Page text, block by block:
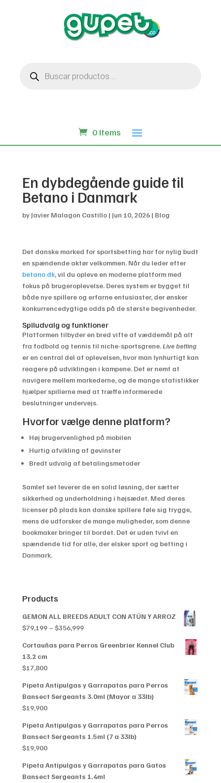
productos
0 Items
En dybdegående guide til
Betano i Danmark
by Javier Malagon Castillo| Jun 10, 2026| Blog
Det danske marked for sportsbetting har for nylig budt
en spændende aktør velkommen. Når du leder efter
betano dk, vil du opleve en moderne platform med
fokus på brugeroplevelse. Deres system er bygget til
både nye spillere og erfarne entusiaster, der ønsker
konkurrencedygtige odds på de største begivenheder.
Spiludvalg og funktioner
Platformen tilbyder en bred vifte af væddemål på alt
fra fodbold og tennis til niche-sportsgrene.Live betting
er en central del af oplevelsen, hvor man lynhurtigt kan
reagere på udviklingen i kampene. Det er nemt at
navigere mellem markederne, og de mange statistikker
hjælper spillerne med at træffe informerede
beslutninger undervejs.
Hvorfor vælge denne platform?
Høj brugervenlighed på mobilen
Hurtig afvikling af gevinster
Bredt udvalg af betalingsmetoder
Samlet set leverer de en solid løsning, der sætter
sikkerhed og underholdning i højsædet. Med deres
licenser på plads kan danske spillere føle sig trygge,
mens de udforsker de mange muligheder, som denne
bookmaker bringer til bordet. Det er uden tvivl en
spændende tid for alle, der elsker sport og betting i
Danmark.
Products
GEMON ALL BREEDS ADULT CON ATÚN Y ARROZ
$79,199 – $356,999Price
$79,199
Cortauñas para Perros Greenbrier Kennel Club
13.2 cm
$17,800
Pipeta Antipulgas y Garrapatas para Perros
Bansect Sergeants 3.0ml (Mayor a 33lb)
$19,900
Pipeta Antipulgas y Garrapatas para Perros
Bansect Sergeants 1.5ml (7 a 33lb)
$19,900
Pipeta Antipulgas y Garrapatas para Gatos
Bansect Sergeants 1.4ml